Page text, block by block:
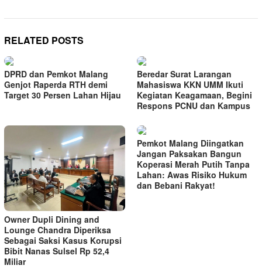
RELATED POSTS
DPRD dan Pemkot Malang
Genjot Raperda RTH demi
Target 30 Persen Lahan Hijau
Beredar Surat Larangan
Mahasiswa KKN UMM Ikuti
Kegiatan Keagamaan, Begini
Respons PCNU dan Kampus
Owner Dupli Dining and
Lounge Chandra Diperiksa
Sebagai Saksi Kasus Korupsi
Bibit Nanas Sulsel Rp 52,4
Miliar
Pemkot Malang Diingatkan
Jangan Paksakan Bangun
Koperasi Merah Putih Tanpa
Lahan: Awas Risiko Hukum
dan Bebani Rakyat!